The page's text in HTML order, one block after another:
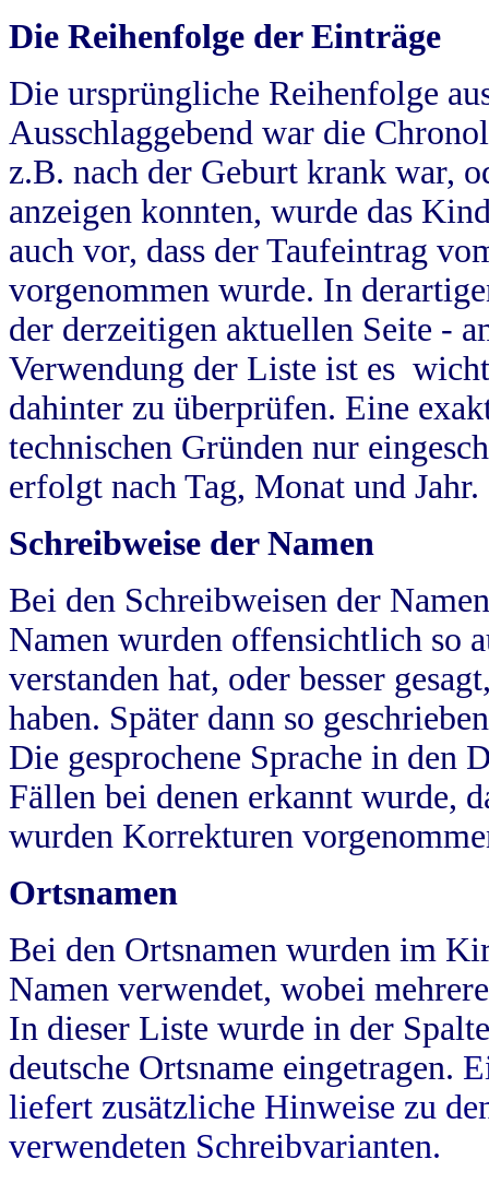
Die Reihenfolge der Einträge
Die ursprüngliche Reihenfolge
Ausschlaggebend war die
z.B. nach der Geburt krank war,
anzeigen konnten, wurde das
auch vor, dass der Taufeintrag
vorgenommen wurde. In
der derzeitigen aktuellen Seite -
Verwendung der Liste ist es
dahinter zu überprüfen. Eine
technischen Gründen nur
erfolgt nach Tag, Monat und Jahr.
Schreibweise der Namen
Bei den Schreibweisen der
Namen wurden offensichtlich so
verstanden hat, oder besser
haben. Später dann so
Die gesprochene Sprache in
Fällen bei denen erkannt wurde,
wurden Korrekturen
Ortsnamen
Bei den Ortsnamen wurden im
Namen verwendet, wobei
In dieser Liste wurde in der
deutsche Ortsname eingetragen.
liefert zusätzliche Hinweise zu
verwendeten Schreibvarianten.